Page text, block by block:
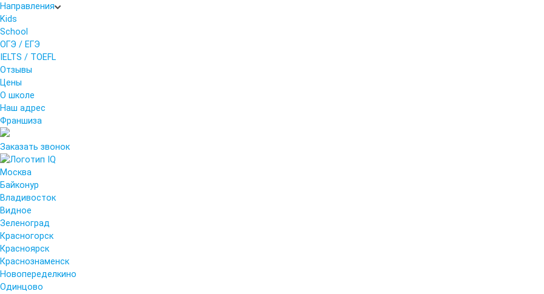
Направления
Kids
School
ОГЭ / ЕГЭ
IELTS / TOEFL
Отзывы
Цены
О школе
Наш адрес
Франшиза
Заказать звонок
Москва
Байконур
Владивосток
Видное
Зеленоград
Красногорск
Красноярск
Краснознаменск
Новопеределкино
Одинцово